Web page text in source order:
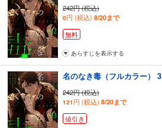
242円 (税込)
0円 (税込) 8/20まで
無料
あらすじを表示する
名のなき毒（フルカラー） 3
242円 (税込)
121 円 (税込) 8/20まで
値引き